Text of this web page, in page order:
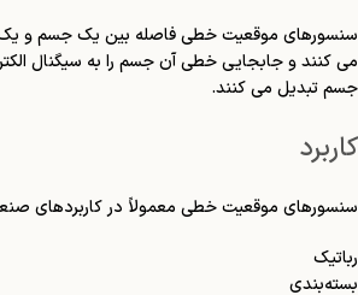
سنسورهای موقعیت خطی فاصله بین یک جسم و یک
می کنند و جابجایی خطی آن جسم را به سیگنال
جسم تبدیل می کنند.
کاربرد
سنسورهای موقعیت خطی معمولاً در کاربردهای
رباتیک
بسته‌بندی